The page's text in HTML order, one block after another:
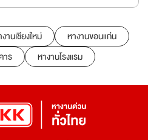
านเชียงใหม่
หางานขอนแก่น
าร หางานโรงแรม